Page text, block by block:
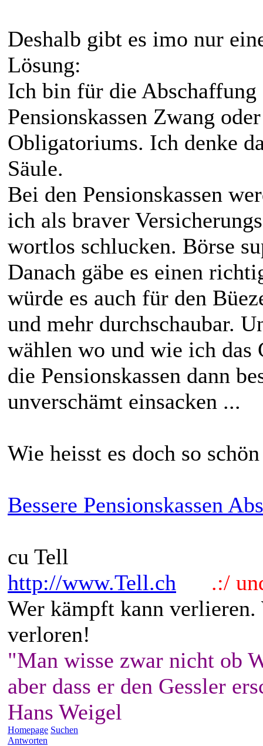
Deshalb gibt es imo nur
Lösung:
Ich bin für die Abschaffung
Pensionskassen Zwang
Obligatoriums. Ich denke
Säule.
Bei den Pensionskassen
ich als braver
wortlos schlucken. Börse
Danach gäbe es einen
würde es auch für den
und mehr durchschaubar.
wählen wo und wie ich
die Pensionskassen dann
unverschämt einsacken ...
Wie heisst es doch so
Bessere Pensionskassen
cu Tell
http://www.Tell.ch
.:/
Wer kämpft kann
verloren!
"Man wisse zwar nicht ob
aber dass er den Gessler
Hans Weigel
Homepage Suchen
Antworten